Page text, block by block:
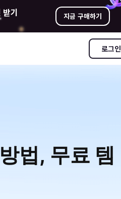
기 지금 구매하기
로그인
법, 무료 템